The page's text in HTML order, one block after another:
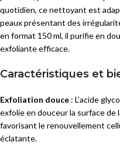
quotidien, ce nettoyant est
peaux présentant des
en format 150 ml, il purifie en
exfoliante efficace.
Caractéristiques et
Exfoliation douce : L’acide
exfolie en douceur la surface de
favorisant le renouvellement
éclatante.